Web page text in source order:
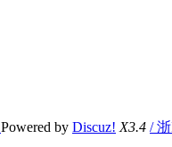
Powered by Discuz! X3.4 /